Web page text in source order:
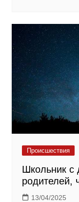
Происшествия
Школьник с
родителей,
13/04/2025